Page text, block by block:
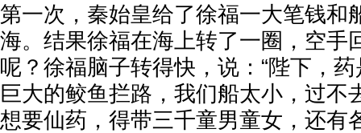
第一次，秦始皇给了徐福一大笔钱和
海。结果徐福在海上转了一圈，空手
呢？徐福脑子转得快，说：“陛下，
巨大的鲛鱼拦路，我们船太小，过不
想要仙药，得带三千童男童女，还有